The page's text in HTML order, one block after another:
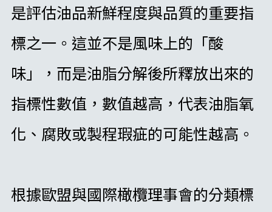
是評估油品新鮮程度與品質的重要指
標之一。這並不是風味上的「酸
味」，而是油脂分解後所釋放出來的
指標性數值，數值越高，代表油脂氧
化、腐敗或製程瑕疵的可能性越高。
根據歐盟與國際橄欖理事會的分類標